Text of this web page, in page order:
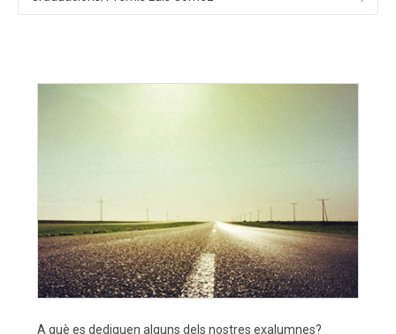
A què es dediquen alguns dels nostres exalumnes?